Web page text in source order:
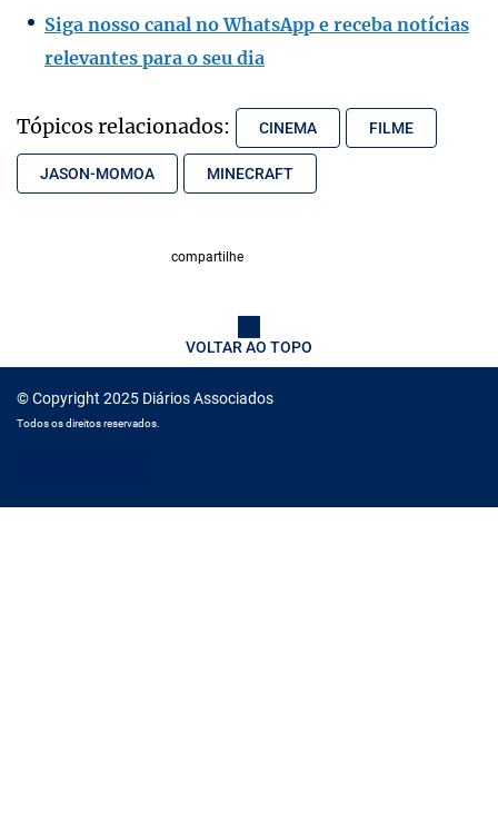
Siga nosso canal no WhatsApp e receba notícias
relevantes para o seu dia
Tópicos relacionados: CINEMA FILME
JASON-MOMOA MINECRAFT
compartilhe
VOLTAR AO TOPO
© Copyright 2025 Diários Associados
Todos os direitos reservados.